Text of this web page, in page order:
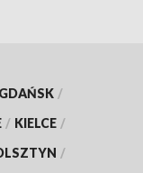
GDAŃSK /
/ KIELCE /
/